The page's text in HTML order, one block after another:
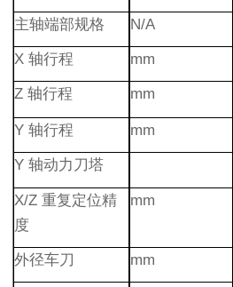
主轴端部规格 N/A
X 轴行程 mm
Z 轴行程 mm
Y 轴行程 mm
Y 轴动力刀塔
X/Z 重复定位精
度
mm
外径车刀 mm